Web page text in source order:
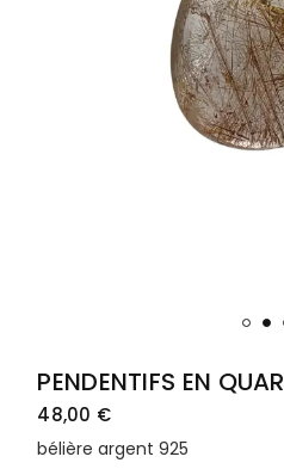
PENDENTIFS EN
48,00 €
bélière argent 925